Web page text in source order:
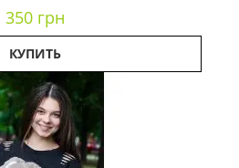
350 грн
КУПИТЬ